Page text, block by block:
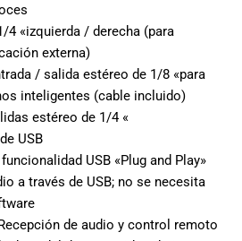
¡Descubre el
mundo de la
música con
Import Music
Ecuador!
4 «izquierda / derecha (para
externa)
/ salida estéreo de 1/8 «para
inteligentes (cable incluido)
estéreo de 1/4 «
USB
USB «Plug and Play»
a través de USB; no se necesita
de audio y control remoto